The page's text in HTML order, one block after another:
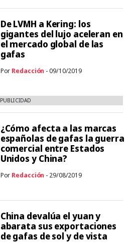
De LVMH a Kering: los
gigantes del lujo aceleran en
el mercado global de las
gafas
Por Redacción - 09/10/2019
PUBLICIDAD
¿Cómo afecta a las marcas
españolas de gafas la guerra
comercial entre Estados
Unidos y China?
Por Redacción - 29/08/2019
China devalúa el yuan y
abarata sus exportaciones
de gafas de sol y de vista